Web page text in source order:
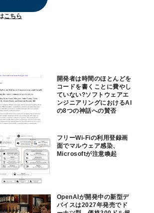
こちら
開発者は時間のほとんどを
コードを書くことに費やし
ていない?ソフトウェアエ
ンジニアリングにおけるAI
の8つの神話への賛否
フリーWi-Fiの利用登録画
面でマルウェア感染、
Microsoftが注意喚起
OpenAIが開発中の新型デ
バイスは2027年発売でド